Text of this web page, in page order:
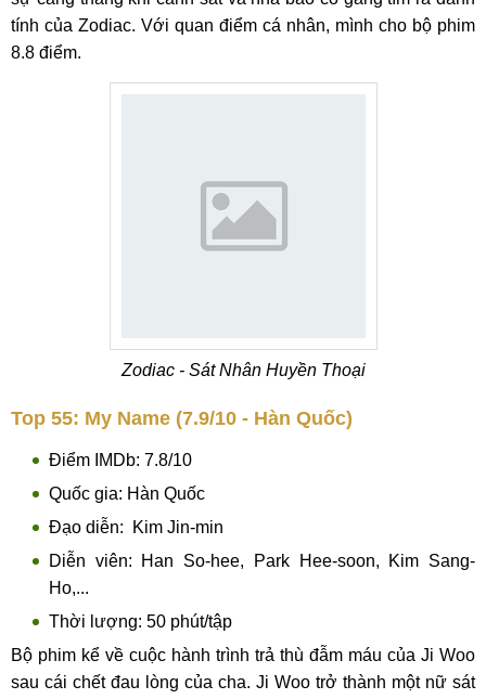
tính của Zodiac. Với quan điểm cá nhân, mình cho bộ phim
8.8 điểm.
Zodiac - Sát Nhân Huyền Thoại
Top 55: My Name (7.9/10 - Hàn Quốc)
Điểm IMDb: 7.8/10
Quốc gia: Hàn Quốc
Đạo diễn: Kim Jin-min
Diễn viên: Han So-hee, Park Hee-soon, Kim Sang-
Ho,...
Thời lượng: 50 phút/tập
Bộ phim kể về cuộc hành trình trả thù đẫm máu của Ji Woo
sau cái chết đau lòng của cha. Ji Woo trở thành một nữ sát